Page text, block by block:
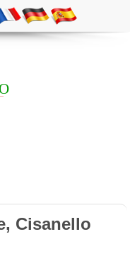
Cisanello